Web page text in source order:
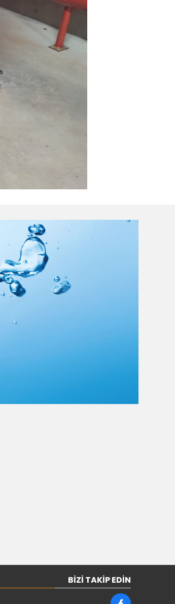
BIZI TAKIP EDIN